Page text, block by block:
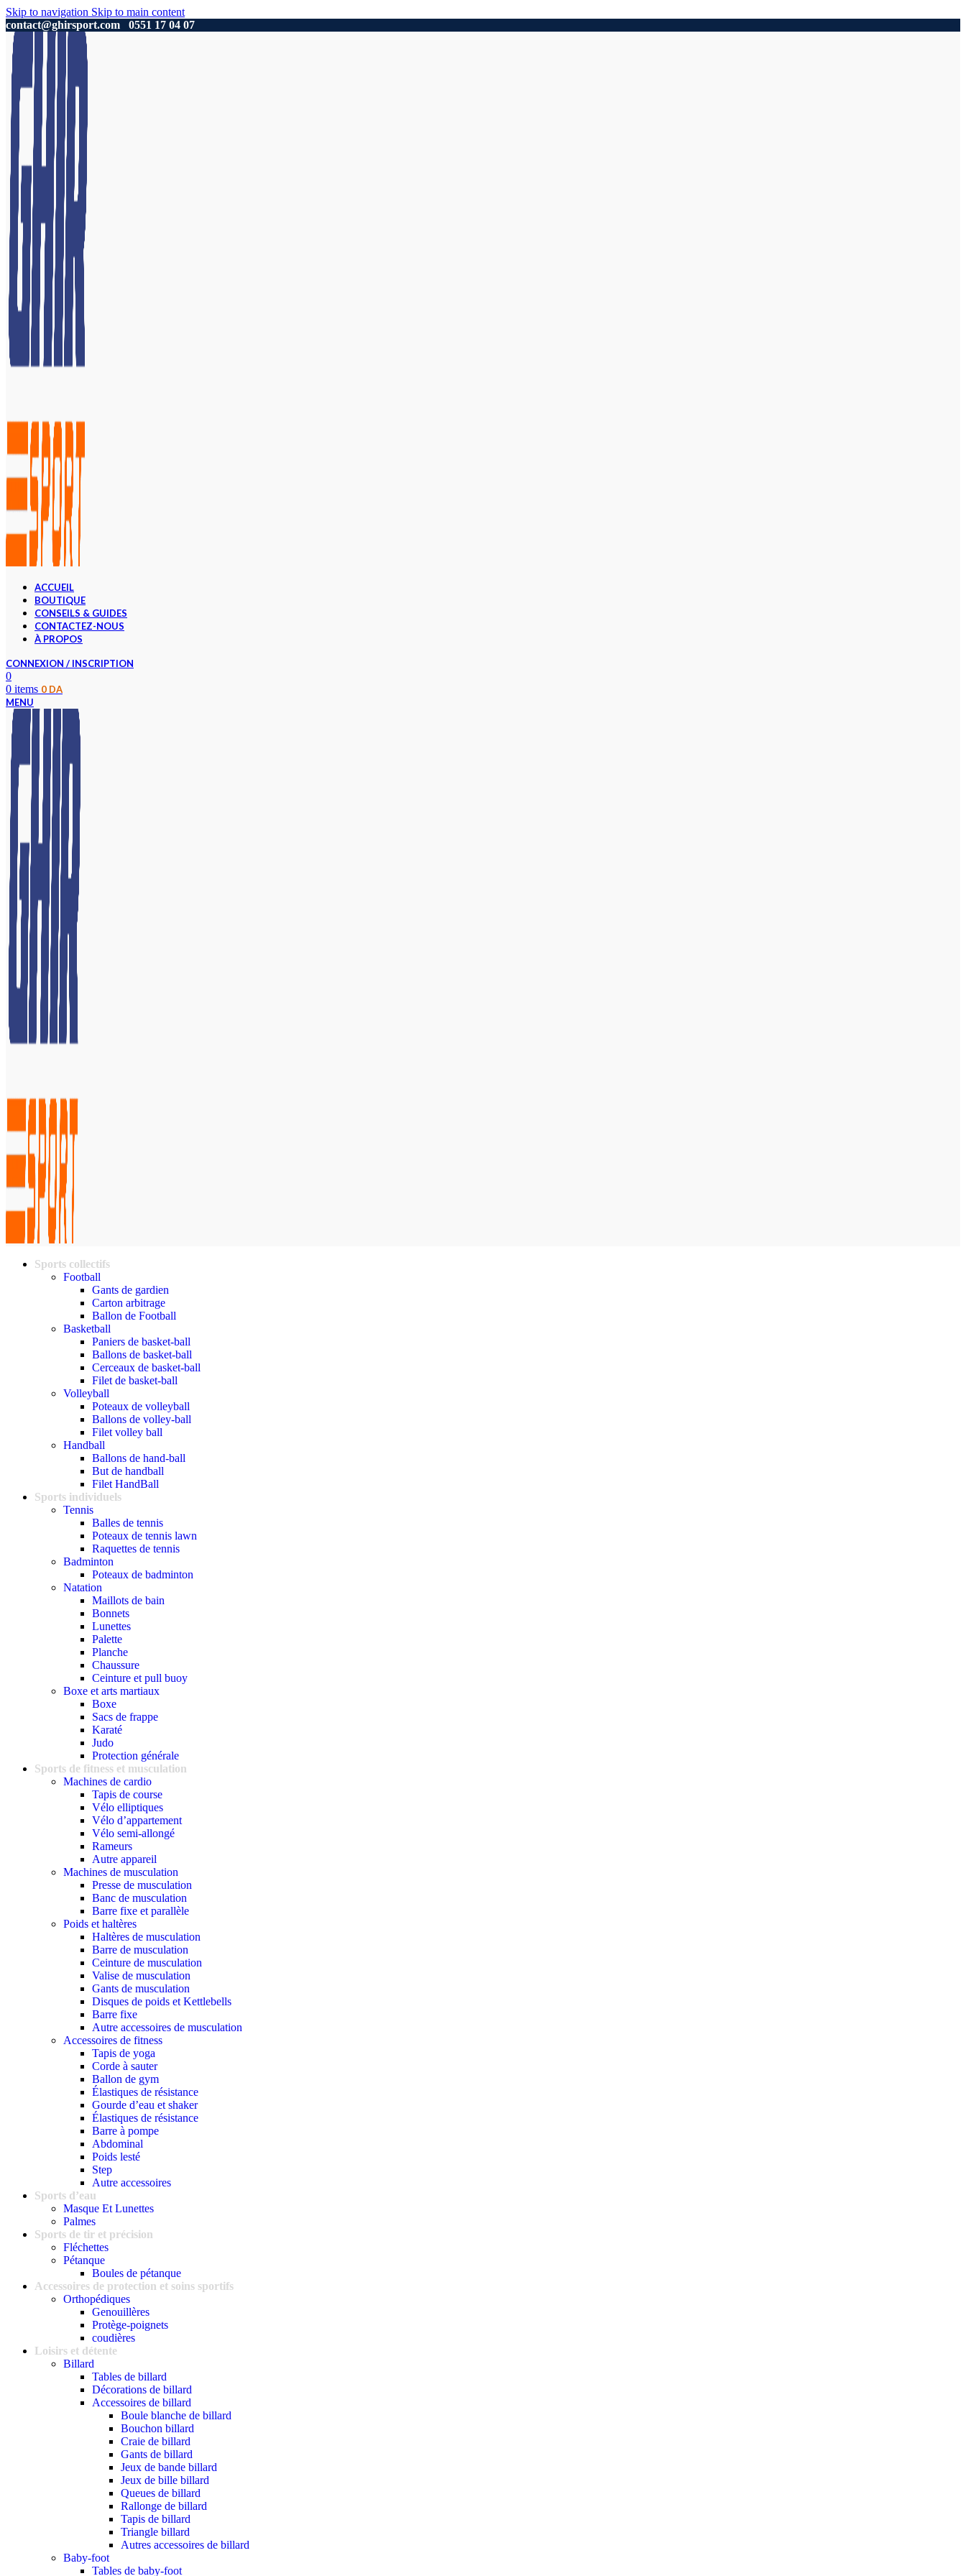
Skip to navigation Skip to main content
contact@ghirsport.com
0551 17 04 07
ACCUEIL
BOUTIQUE
CONSEILS & GUIDES
CONTACTEZ-NOUS
À PROPOS
CONNEXION / INSCRIPTION
0
0 items 0 DA
MENU
Sports collectifs
Football
Gants de gardien
Carton arbitrage
Ballon de Football
Basketball
Paniers de basket-ball
Ballons de basket-ball
Cerceaux de basket-ball
Filet de basket-ball
Volleyball
Poteaux de volleyball
Ballons de volley-ball
Filet volley ball
Handball
Ballons de hand-ball
But de handball
Filet HandBall
Sports individuels
Tennis
Balles de tennis
Poteaux de tennis lawn
Raquettes de tennis
Badminton
Poteaux de badminton
Natation
Maillots de bain
Bonnets
Lunettes
Palette
Planche
Chaussure
Ceinture et pull buoy
Boxe et arts martiaux
Boxe
Sacs de frappe
Karaté
Judo
Protection générale
Sports de fitness et musculation
Machines de cardio
Tapis de course
Vélo elliptiques
Vélo d’appartement
Vélo semi-allongé
Rameurs
Autre appareil
Machines de musculation
Presse de musculation
Banc de musculation
Barre fixe et parallèle
Poids et haltères
Haltères de musculation
Barre de musculation
Ceinture de musculation
Valise de musculation
Gants de musculation
Disques de poids et Kettlebells
Barre fixe
Autre accessoires de musculation
Accessoires de fitness
Tapis de yoga
Corde à sauter
Ballon de gym
Élastiques de résistance
Gourde d’eau et shaker
Élastiques de résistance
Barre à pompe
Abdominal
Poids lesté
Step
Autre accessoires
Sports d’eau
Masque Et Lunettes
Palmes
Sports de tir et précision
Fléchettes
Pétanque
Boules de pétanque
Accessoires de protection et soins sportifs
Orthopédiques
Genouillères
Protège-poignets
coudières
Loisirs et détente
Billard
Tables de billard
Décorations de billard
Accessoires de billard
Boule blanche de billard
Bouchon billard
Craie de billard
Gants de billard
Jeux de bande billard
Jeux de bille billard
Queues de billard
Rallonge de billard
Tapis de billard
Triangle billard
Autres accessoires de billard
Baby-foot
Tables de baby-foot